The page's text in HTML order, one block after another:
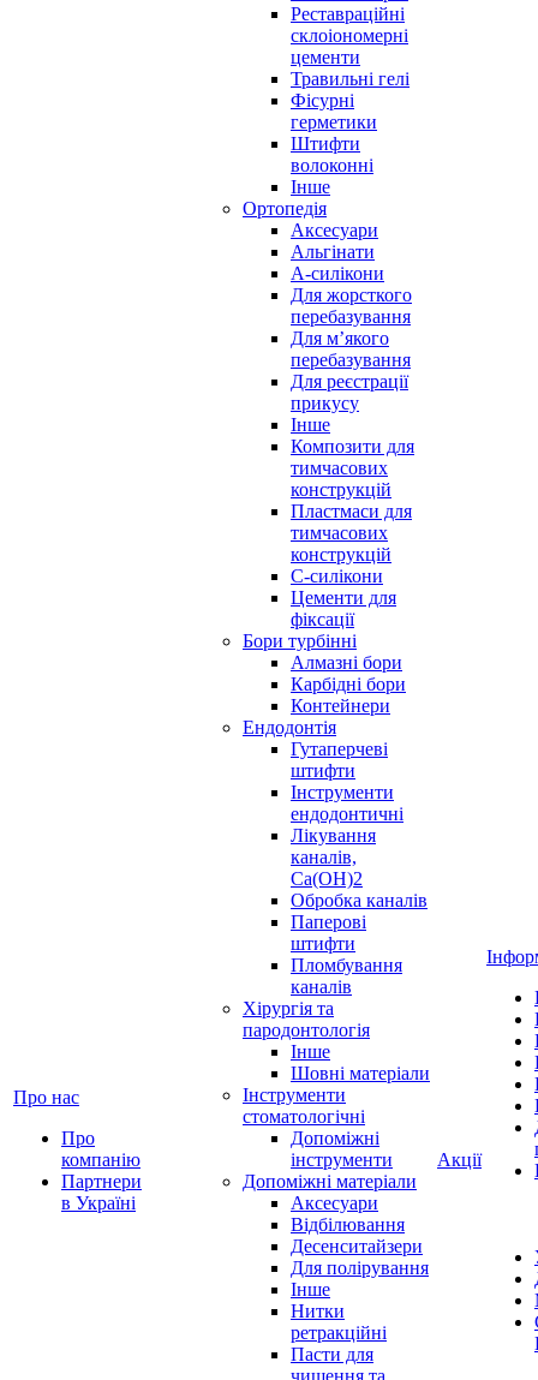
Про нас
Про
компанію
Партнери
в Україні
Реставраційні
склоіономерні
цементи
Травильні гелі
Фісурні
герметики
Штифти
волоконні
Інше
Ортопедія
Аксесуари
Альгінати
А-силікони
Для жорсткого
перебазування
Для м’якого
перебазування
Для реєстрації
прикусу
Інше
Композити для
тимчасових
конструкцій
Пластмаси для
тимчасових
конструкцій
С-силікони
Цементи для
фіксації
Бори турбінні
Алмазні бори
Карбідні бори
Контейнери
Ендодонтія
Гутаперчеві
штифти
Інструменти
ендодонтичні
Лікування
каналів,
Ca(OH)2
Обробка каналів
Паперові
штифти
Пломбування
каналів
Хірургія та
пародонтологія
Інше
Шовні матеріали
Інструменти
стоматологічні
Допоміжні
інструменти
Допоміжні матеріали
Аксесуари
Відбілювання
Десенситайзери
Для полірування
Інше
Нитки
ретракційні
Пасти для
чищення та
Акції